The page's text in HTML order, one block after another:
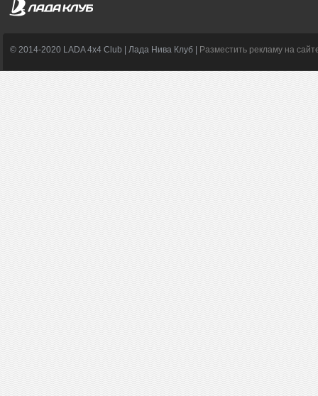
© 2014-2020 LADA 4x4 Club | Лада Нива Клуб | Разместить рекламу на